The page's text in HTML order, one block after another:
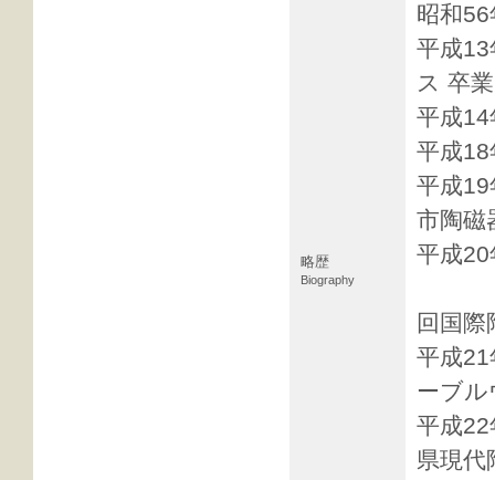
略歴
Biography
昭和
平成
ス 卒業
平成
平成
平成
市陶磁
平成20
回国際
平成
ーブ
平成
県現代